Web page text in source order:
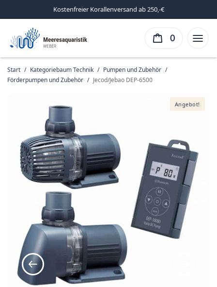
Kostenfreier Korallenversand ab 250,-€
0
Start / Kategoriebaum Technik / Pumpen und Zubehör /
Förderpumpen und Zubehör / Jecod/Jebao DEP-6500
Angebot!